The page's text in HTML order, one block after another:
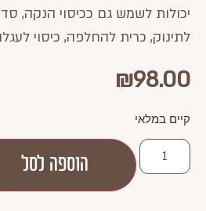
יכולות לשמש גם ככיסוי הנקה,
לתינוק, כרית להחלפה, כיסוי
₪98.00
קיים במלאי
הוספה לסל